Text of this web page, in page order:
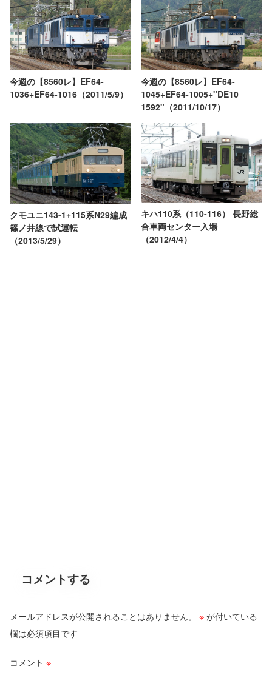
今週の【8560レ】EF64-
1036+EF64-1016（2011/5/9）
今週の【8560レ】EF64-
1045+EF64-1005+"DE10
1592"（2011/10/17）
クモユニ143-1+115系N29編成
篠ノ井線で試運転
（2013/5/29）
キハ110系（110-116） 長野総
合車両センター入場
（2012/4/4）
コメントする
メールアドレスが公開されることはありません。 ※が付いている
欄は必須項目です
コメント ※